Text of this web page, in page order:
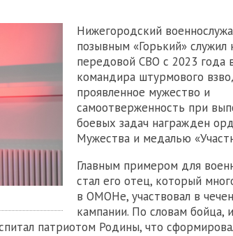
Нижегородский
позывным «Горький» служил
передовой СВО с 2023 года
командира штурмового
проявленное мужество и
самоотверженность при
боевых задач награжден
Мужества и медалью
Главным примером для
стал его отец, который
в ОМОНе, участвовал в
кампании. По словам бойца,
патриотом Родины, что